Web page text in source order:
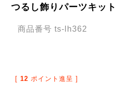
つるし飾りパーツキッ
商品番号 ts-lh362
[ 12 ポイント進呈 ]